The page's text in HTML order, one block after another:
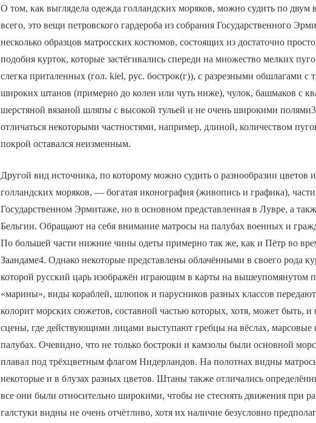
О том, как выглядела одежда голландских моряков, можно судить по
всего, это вещи петровского гардероба из собрания Государственного
несколько образцов матросских костюмов, состоящих из достаточно
подобия курток, которые застёгивались спереди на множество мелких
слегка приталенных (гол. kiel, рус. бострок(г)), с разрезными обшлагами с
широких штанов (примерно до колен или чуть ниже), чулок, башмаков с
шерстяной вязаной шляпы с высокой тульей и не очень широкими
отличаться некоторыми частностями, например, длиной, количеством
покрой оставался неизменным.
Другой вид источника, по которому можно судить о разнообразии цветов
голландских моряков, — богатая иконография (живопись и графика),
Государственном Эрмитаже, но в основном представленная в Лувре, а
Бельгии. Обращают на себя внимание матросы на палубах военных и
По большей части нижние чины одеты примерно так же, как и Пётр во
Заандаме4. Однако некоторые представлены облачёнными в своего рода
которой русский царь изображён играющим в карты на вышеупомянутом
«марины», виды кораблей, шлюпок и парусников разных классов
колорит морских сюжетов, составной частью которых, хотя, может быть, и
сцены, где действующими лицами выступают гребцы на вёслах, марсовые
палубах. Очевидно, что не только бостроки и камзолы были основной
плавал под трёхцветным флагом Нидерландов. На полотнах видны
некоторые и в блузах разных цветов. Штаны также отличались
все они были относительно широкими, чтобы не стеснять движения при
галстуки видны не очень отчётливо, хотя их наличие безусловно